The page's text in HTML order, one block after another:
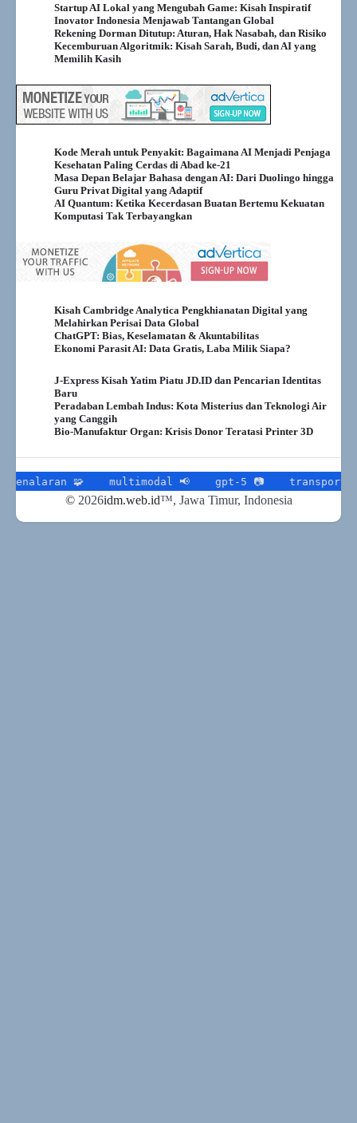
Startup AI Lokal yang Mengubah Game: Kisah Inspiratif
Inovator Indonesia Menjawab Tantangan Global
Rekening Dorman Ditutup: Aturan, Hak Nasabah, dan Risiko
Kecemburuan Algoritmik: Kisah Sarah, Budi, dan AI yang
Memilih Kasih
Kode Merah untuk Penyakit: Bagaimana AI Menjadi Penjaga
Kesehatan Paling Cerdas di Abad ke-21
Masa Depan Belajar Bahasa dengan AI: Dari Duolingo hingga
Guru Privat Digital yang Adaptif
AI Quantum: Ketika Kecerdasan Buatan Bertemu Kekuatan
Komputasi Tak Terbayangkan
Kisah Cambridge Analytica Pengkhianatan Digital yang
Melahirkan Perisai Data Global
ChatGPT: Bias, Keselamatan & Akuntabilitas
Ekonomi Parasit AI: Data Gratis, Laba Milik Siapa?
J-Express Kisah Yatim Piatu JD.ID dan Pencarian Identitas
Baru
Peradaban Lembah Indus: Kota Misterius dan Teknologi Air
yang Canggih
Bio-Manufaktur Organ: Krisis Donor Teratasi Printer 3D
🧩 multimodal 📢 gpt-5 📷 transportasi
©2026idm.web.id™, Jawa Timur, Indonesia